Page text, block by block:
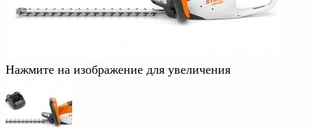
Нажмите на изображение для увеличения